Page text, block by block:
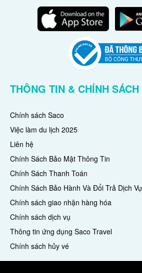
THÔNG TIN & CHÍNH SÁCH
Chính sách Saco
Việc làm du lịch 2025
Liên hệ
Chính Sách Bảo Mật Thông Tin
Chính Sách Thanh Toán
Chính Sách Bảo Hành Và Đổi Trả Dịch Vụ
Chính sách giao nhận hàng hóa
Chính sách dịch vụ
Thông tin ứng dụng Saco Travel
Chính sách hủy vé